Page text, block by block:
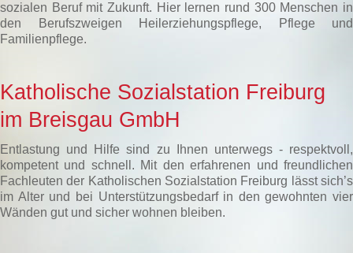
sozialen Beruf mit Zukunft. Hier lernen rund 300 Menschen in
den Berufszweigen Heilerziehungspflege, Pflege und
Familienpflege.
Katholische Sozialstation Freiburg
im Breisgau GmbH
Entlastung und Hilfe sind zu Ihnen unterwegs - respektvoll,
kompetent und schnell. Mit den erfahrenen und freundlichen
Fachleuten der Katholischen Sozialstation Freiburg lässt sich’s
im Alter und bei Unterstützungsbedarf in den gewohnten vier
Wänden gut und sicher wohnen bleiben.